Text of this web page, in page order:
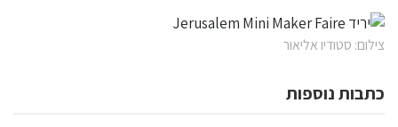
צילום: סטודיו אליאור
כתבות נוספות